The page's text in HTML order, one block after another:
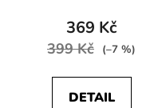
369 Kč
399 Kč (–7 %)
DETAIL